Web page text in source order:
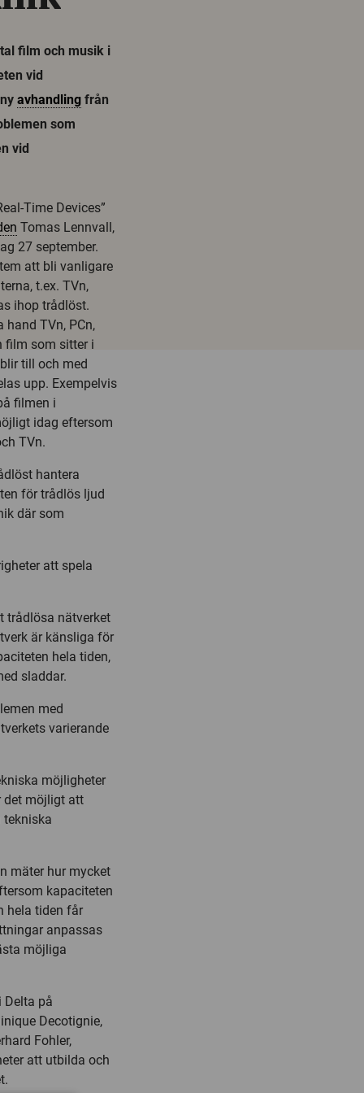
film och musik i
vid
avhandling från
som
vid
Time Devices”
Tomas Lennvall,
27 september.
att bli vanligare
t.ex. TVn,
ihop trådlöst.
TVn, PCn,
film som sitter i
till och med
upp. Exempelvis
filmen i
idag eftersom
TVn.
hantera
för trådlös ljud
där som
att spela
trådlösa nätverket
är känsliga för
hela tiden,
sladdar.
med
varierande
möjligheter
det möjligt att
tekniska
mäter hur mycket
kapaciteten
hela tiden får
anpassas
möjliga
Delta på
Decotignie,
Fohler,
att utbilda och